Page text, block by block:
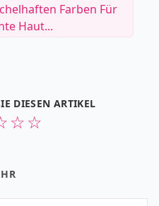
Farben Für
Haut...
DIESEN ARTIKEL
☆
☆